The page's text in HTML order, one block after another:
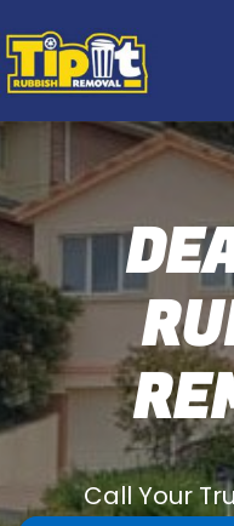
Call Your